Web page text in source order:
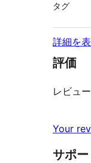
タグ
詳細を
評価
レビュ
Your
サポー